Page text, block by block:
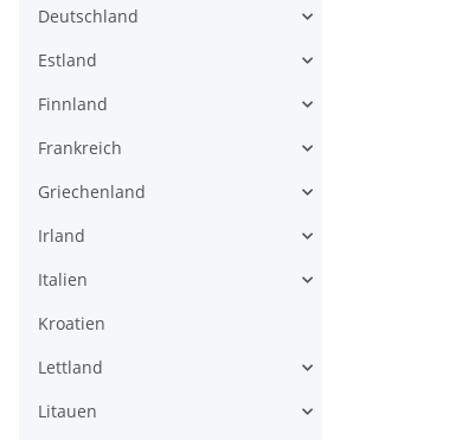
Deutschland
Estland
Finnland
Frankreich
Griechenland
Irland
Italien
Kroatien
Lettland
Litauen